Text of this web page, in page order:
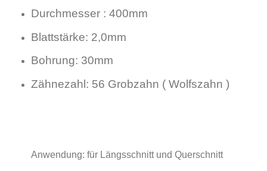
Durchmesser : 400mm
Blattstärke: 2,0mm
Bohrung: 30mm
Zähnezahl: 56 Grobzahn ( Wolfszahn )
Anwendung: für Längsschnitt und Querschnitt